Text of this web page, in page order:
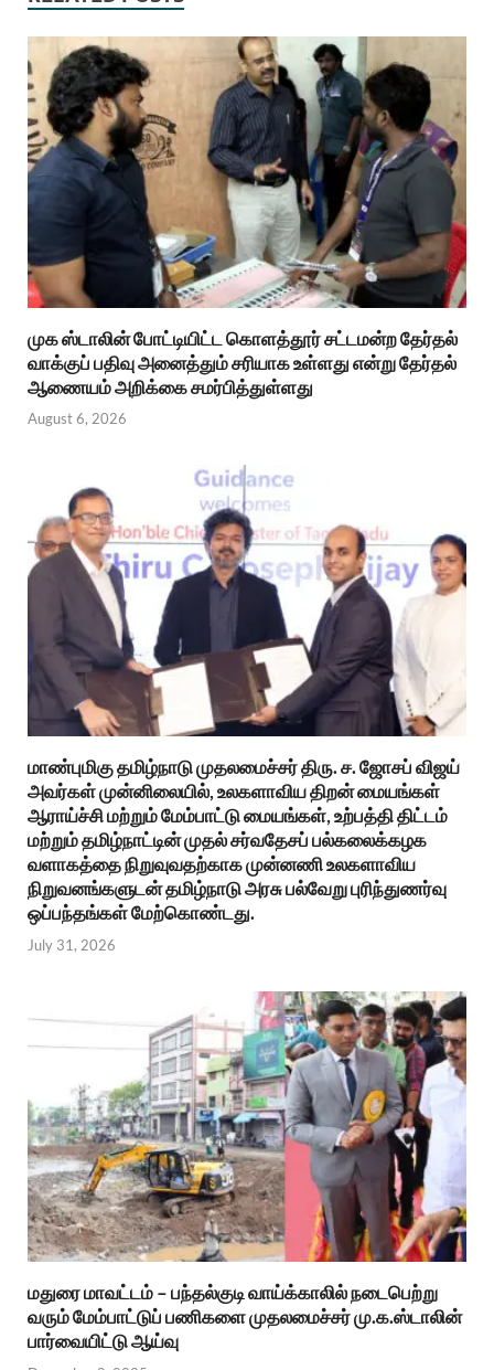
முக ஸ்டாலின் போட்டியிட்ட கொளத்தூர் சட்டமன்ற தேர்தல்
வாக்குப் பதிவு அனைத்தும் சரியாக உள்ளது என்று தேர்தல்
ஆணையம் அறிக்கை சமர்பித்துள்ளது
August 6, 2026
மாண்புமிகு தமிழ்நாடு முதலமைச்சர் திரு. ச. ஜோசப் விஜய்
அவர்கள் முன்னிலையில், உலகளாவிய திறன் மையங்கள்
ஆராய்ச்சி மற்றும் மேம்பாட்டு மையங்கள், உற்பத்தி திட்டம்
மற்றும் தமிழ்நாட்டின் முதல் சர்வதேசப் பல்கலைக்கழக
வளாகத்தை நிறுவுவதற்காக முன்னணி உலகளாவிய
நிறுவனங்களுடன் தமிழ்நாடு அரசு பல்வேறு புரிந்துணர்வு
ஒப்பந்தங்கள் மேற்கொண்டது.
July 31, 2026
மதுரை மாவட்டம் – பந்தல்குடி வாய்க்காலில் நடைபெற்று
வரும் மேம்பாட்டுப் பணிகளை முதலமைச்சர் மு.க.ஸ்டாலின்
பார்வையிட்டு ஆய்வு